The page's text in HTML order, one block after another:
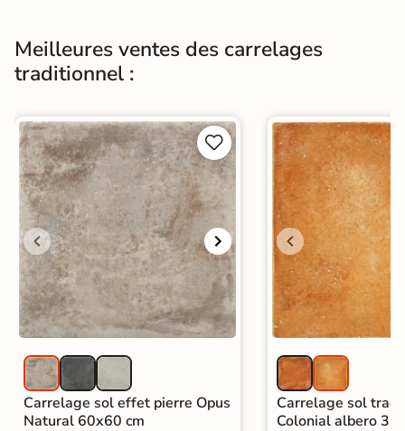
Meilleures ventes des carrelages
traditionnel :


Carrelage sol effet pierre Opus
Natural 60x60 cm
Carrelage sol
Colonial albero